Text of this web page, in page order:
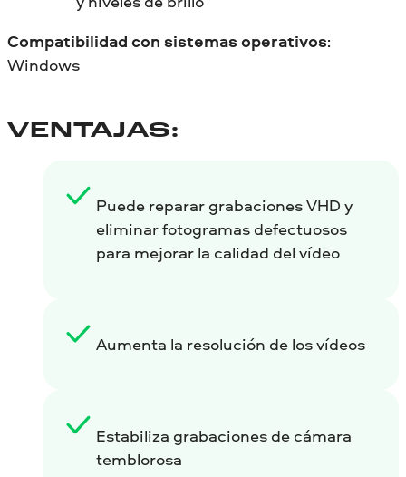
Compatibilidad con sistemas operativos:
Windows
VENTAJAS:
Puede reparar grabaciones VHD y
eliminar fotogramas defectuosos
para mejorar la calidad del vídeo
Aumenta la resolución de los vídeos
Estabiliza grabaciones de cámara
temblorosa